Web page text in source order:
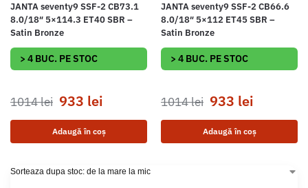
JANTA seventy9 SSF-2 CB73.1
8.0/18″ 5×114.3 ET40 SBR –
Satin Bronze
> 4 BUC. PE STOC
1014lei 933 lei
Adaugă în coș
JANTA seventy9 SSF-2 CB66.6
8.0/18″ 5×112 ET45 SBR –
Satin Bronze
> 4 BUC. PE STOC
1014lei 933 lei
Adaugă în coș